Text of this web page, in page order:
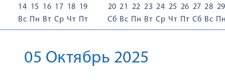
14
Вс
15
Пн
16
Вт
17
Ср
18
Чт
19
Пт
20
Сб
21
Вс
22
Пн
23
Вт
24
Ср
25
Чт
26
Пт
27
Сб
28
Вс
29
05 Октябрь 2025